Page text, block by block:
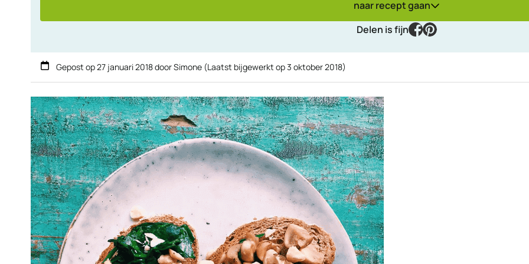
naar recept gaan
Delen is fijn
facebook
pinterest
Gepost op27 januari 2018doorSimone (Laatst bijgewerkt op3 oktober 2018)